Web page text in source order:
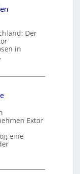
Der
in
Extor
eine